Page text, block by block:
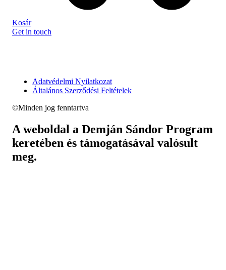
Kosár
Get in touch
Adatvédelmi Nyilatkozat
Általános Szerződési Feltételek
©Minden jog fenntartva
A weboldal a Demján Sándor Program
keretében és támogatásával valósult
meg.